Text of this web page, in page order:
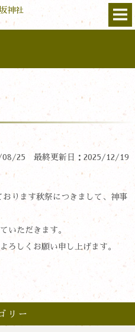
08/25 最終更新日：2025/12/19
ります秋祭につきまして、神事
いただきます。
ろしくお願い申し上げます。
リー